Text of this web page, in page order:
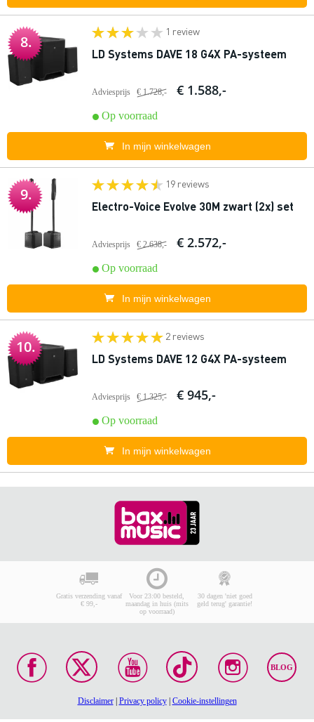
8.
1 review
LD Systems DAVE 18 G4X PA-systeem
Adviesprijs € 1.728,- € 1.588,-
Op voorraad
In mijn winkelwagen
9.
19 reviews
Electro-Voice Evolve 30M zwart (2x) set
Adviesprijs € 2.638,- € 2.572,-
Op voorraad
In mijn winkelwagen
10.
2 reviews
LD Systems DAVE 12 G4X PA-systeem
Adviesprijs € 1.325,- € 945,-
Op voorraad
In mijn winkelwagen
Gratis verzending vanaf
€ 99,-
Voor 23:00 besteld,
maandag in huis (mits
op voorraad)
30 dagen 'niet goed
geld terug' garantie!
BLOG
Disclaimer| Privacy policy| Cookie-instellingen